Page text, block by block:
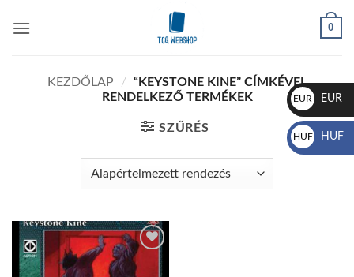
0
KEZDŐLAP /
“KEYSTONE KINE” CÍMKÉVEL
RENDELKEZŐ TERMÉKEK
SZŰRÉS
Add to
wishlist
EUR
€
EUR
HUF
Ft
HUF